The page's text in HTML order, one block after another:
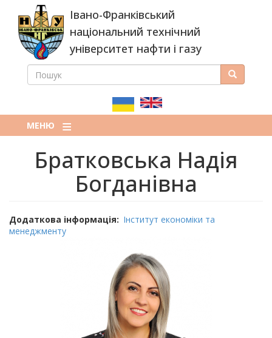
основного
вмісту
Івано-Франківський
національний технічний
університет нафти і газу
ПОШУКОВА
ПОШУК Пошук
МЕНЮ
Братковська Надія
Богданівна
Додаткова інформація
Інститут економіки та
менеджменту